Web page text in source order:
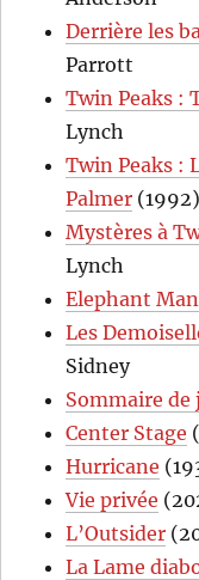
Derrière les
Parrott
Twin Peaks :
Lynch
Twin Peaks :
Palmer
Mystères à
Lynch
Elephant Man
Les
Sidney
Sommaire de
Center Stage
Hurricane
Vie privée
L’Outsider
La Lame